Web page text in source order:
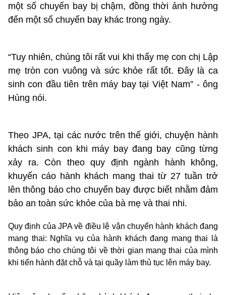
một số chuyến bay bị chậm, đồng thời ảnh hưởng
đến một số chuyến bay khác trong ngày.
“Tuy nhiên, chúng tôi rất vui khi thấy mẹ con chị Lập
mẹ tròn con vuông và sức khỏe rất tốt. Đây là ca
sinh con đầu tiên trên máy bay tại Việt Nam” - ông
Hùng nói.
Theo JPA, tại các nước trên thế giới, chuyện hành
khách sinh con khi máy bay đang bay cũng từng
xảy ra. Còn theo quy định ngành hành không,
khuyến cáo hành khách mang thai từ 27 tuần trở
lên thông báo cho chuyến bay được biết nhằm đảm
bảo an toàn sức khỏe của bà mẹ và thai nhi.
Quy định của JPA về điều lệ vận chuyển hành khách đang
mang thai: Nghĩa vụ của hành khách đang mang thai là
thông báo cho chúng tôi về thời gian mang thai của mình
khi tiến hành đặt chỗ và tại quầy làm thủ tục lên máy bay.